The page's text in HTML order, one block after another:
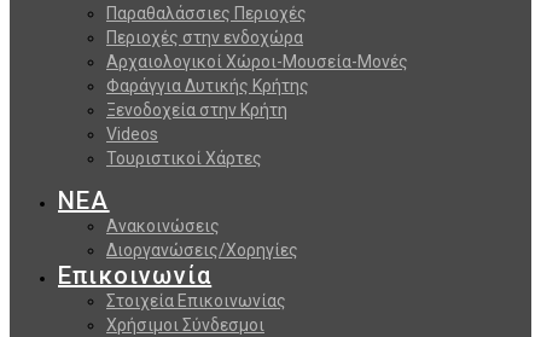
Παραθαλάσσιες Περιοχές
Περιοχές στην ενδοχώρα
Αρχαιολογικοί Χώροι-Μουσεία-Μονές
Φαράγγια Δυτικής Κρήτης
Ξενοδοχεία στην Κρήτη
Videos
Τουριστικοί Χάρτες
ΝΕΑ
Ανακοινώσεις
Διοργανώσεις/Χορηγίες
Επικοινωνία
Στοιχεία Επικοινωνίας
Χρήσιμοι Σύνδεσμοι